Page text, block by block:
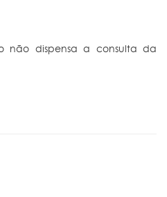
não dispensa a consulta da